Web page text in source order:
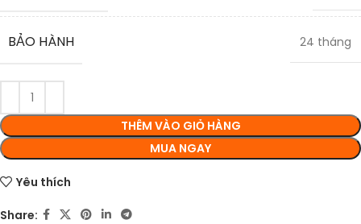
BẢO HÀNH 24 tháng
THÊM VÀO GIỎ HÀNG
MUA NGAY
Yêu thích
Share: